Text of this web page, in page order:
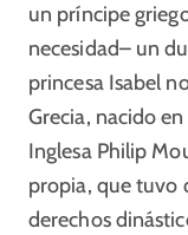
un príncipe
necesidad– un
princesa Isabel
Grecia, nacido
Inglesa Philip
propia, que tuvo
derechos